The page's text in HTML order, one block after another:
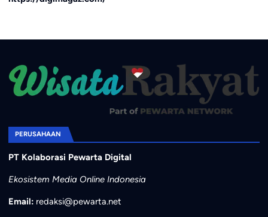
PERUSAHAAN
PT Kolaborasi Pewarta Digital
Ekosistem Media Online Indonesia
Email: redaksi@pewarta.net